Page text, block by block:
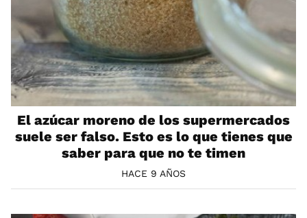
El azúcar moreno de los supermercados
suele ser falso. Esto es lo que tienes que
saber para que no te timen
HACE 9 AÑOS